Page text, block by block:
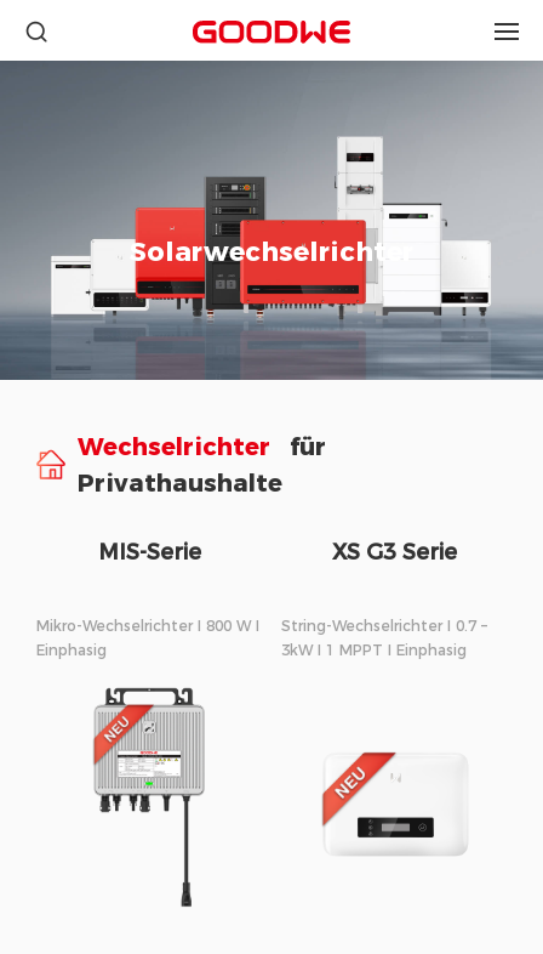
Solarwechselrichter
Wechselrichter
für
Privathaushalte
MIS-Serie
Mikro-Wechselrichter I 800 W I
Einphasig
XS G3 Serie
String-Wechselrichter I 0.7 –
3kW I 1 MPPT I Einphasig